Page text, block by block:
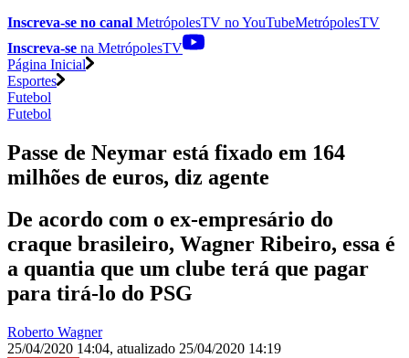
Inscreva-se no canal MetrópolesTV noYouTubeMetrópolesTV
Inscreva-se na MetrópolesTV
Página Inicial
Esportes
Futebol
Futebol
Passe de Neymar está fixado em 164
milhões de euros, diz agente
De acordo com o ex-empresário do
craque brasileiro, Wagner Ribeiro, essa é
a quantia que um clube terá que pagar
para tirá-lo do PSG
Roberto Wagner
25/04/2020 14:04, atualizado 25/04/2020 14:19